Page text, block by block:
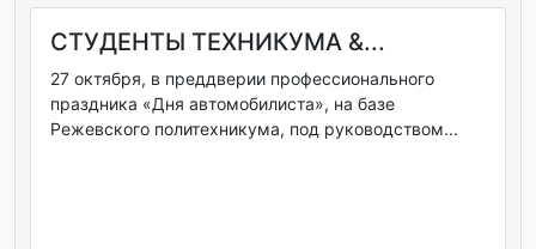
СТУДЕНТЫ ТЕХНИКУМА &...
27 октября, в преддверии профессионального
праздника «Дня автомобилиста», на базе
Режевского политехникума, под руководством...